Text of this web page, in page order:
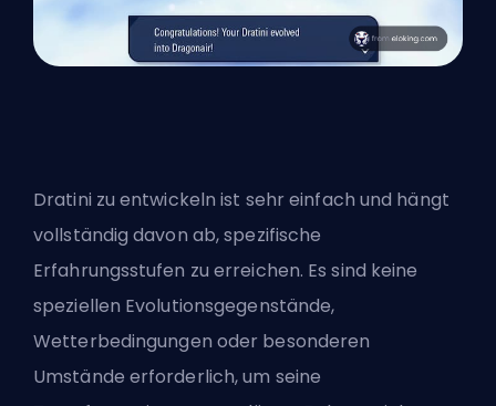
Dratini zu entwickeln ist sehr einfach und hängt
vollständig davon ab,spezifische
Erfahrungsstufen zu erreichen. Es sind keine
speziellen Evolutionsgegenstände,
Wetterbedingungen oder besonderen
Umstände erforderlich, um seine